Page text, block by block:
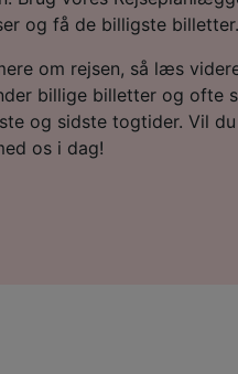
og få de billigste billetter.
om rejsen, så læs
billige billetter og ofte
og sidste togtider. Vil
os i dag!